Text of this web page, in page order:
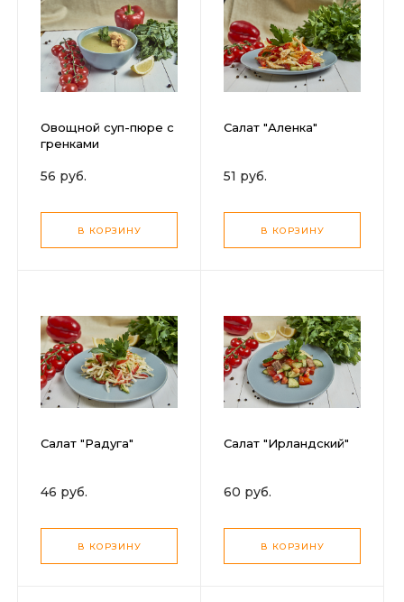
Овощной суп-пюре с
гренками
56 руб.
В КОРЗИНУ
Салат "Аленка"
51 руб.
В КОРЗИНУ
Салат "Радуга"
46 руб.
В КОРЗИНУ
Салат "Ирландский"
60 руб.
В КОРЗИНУ